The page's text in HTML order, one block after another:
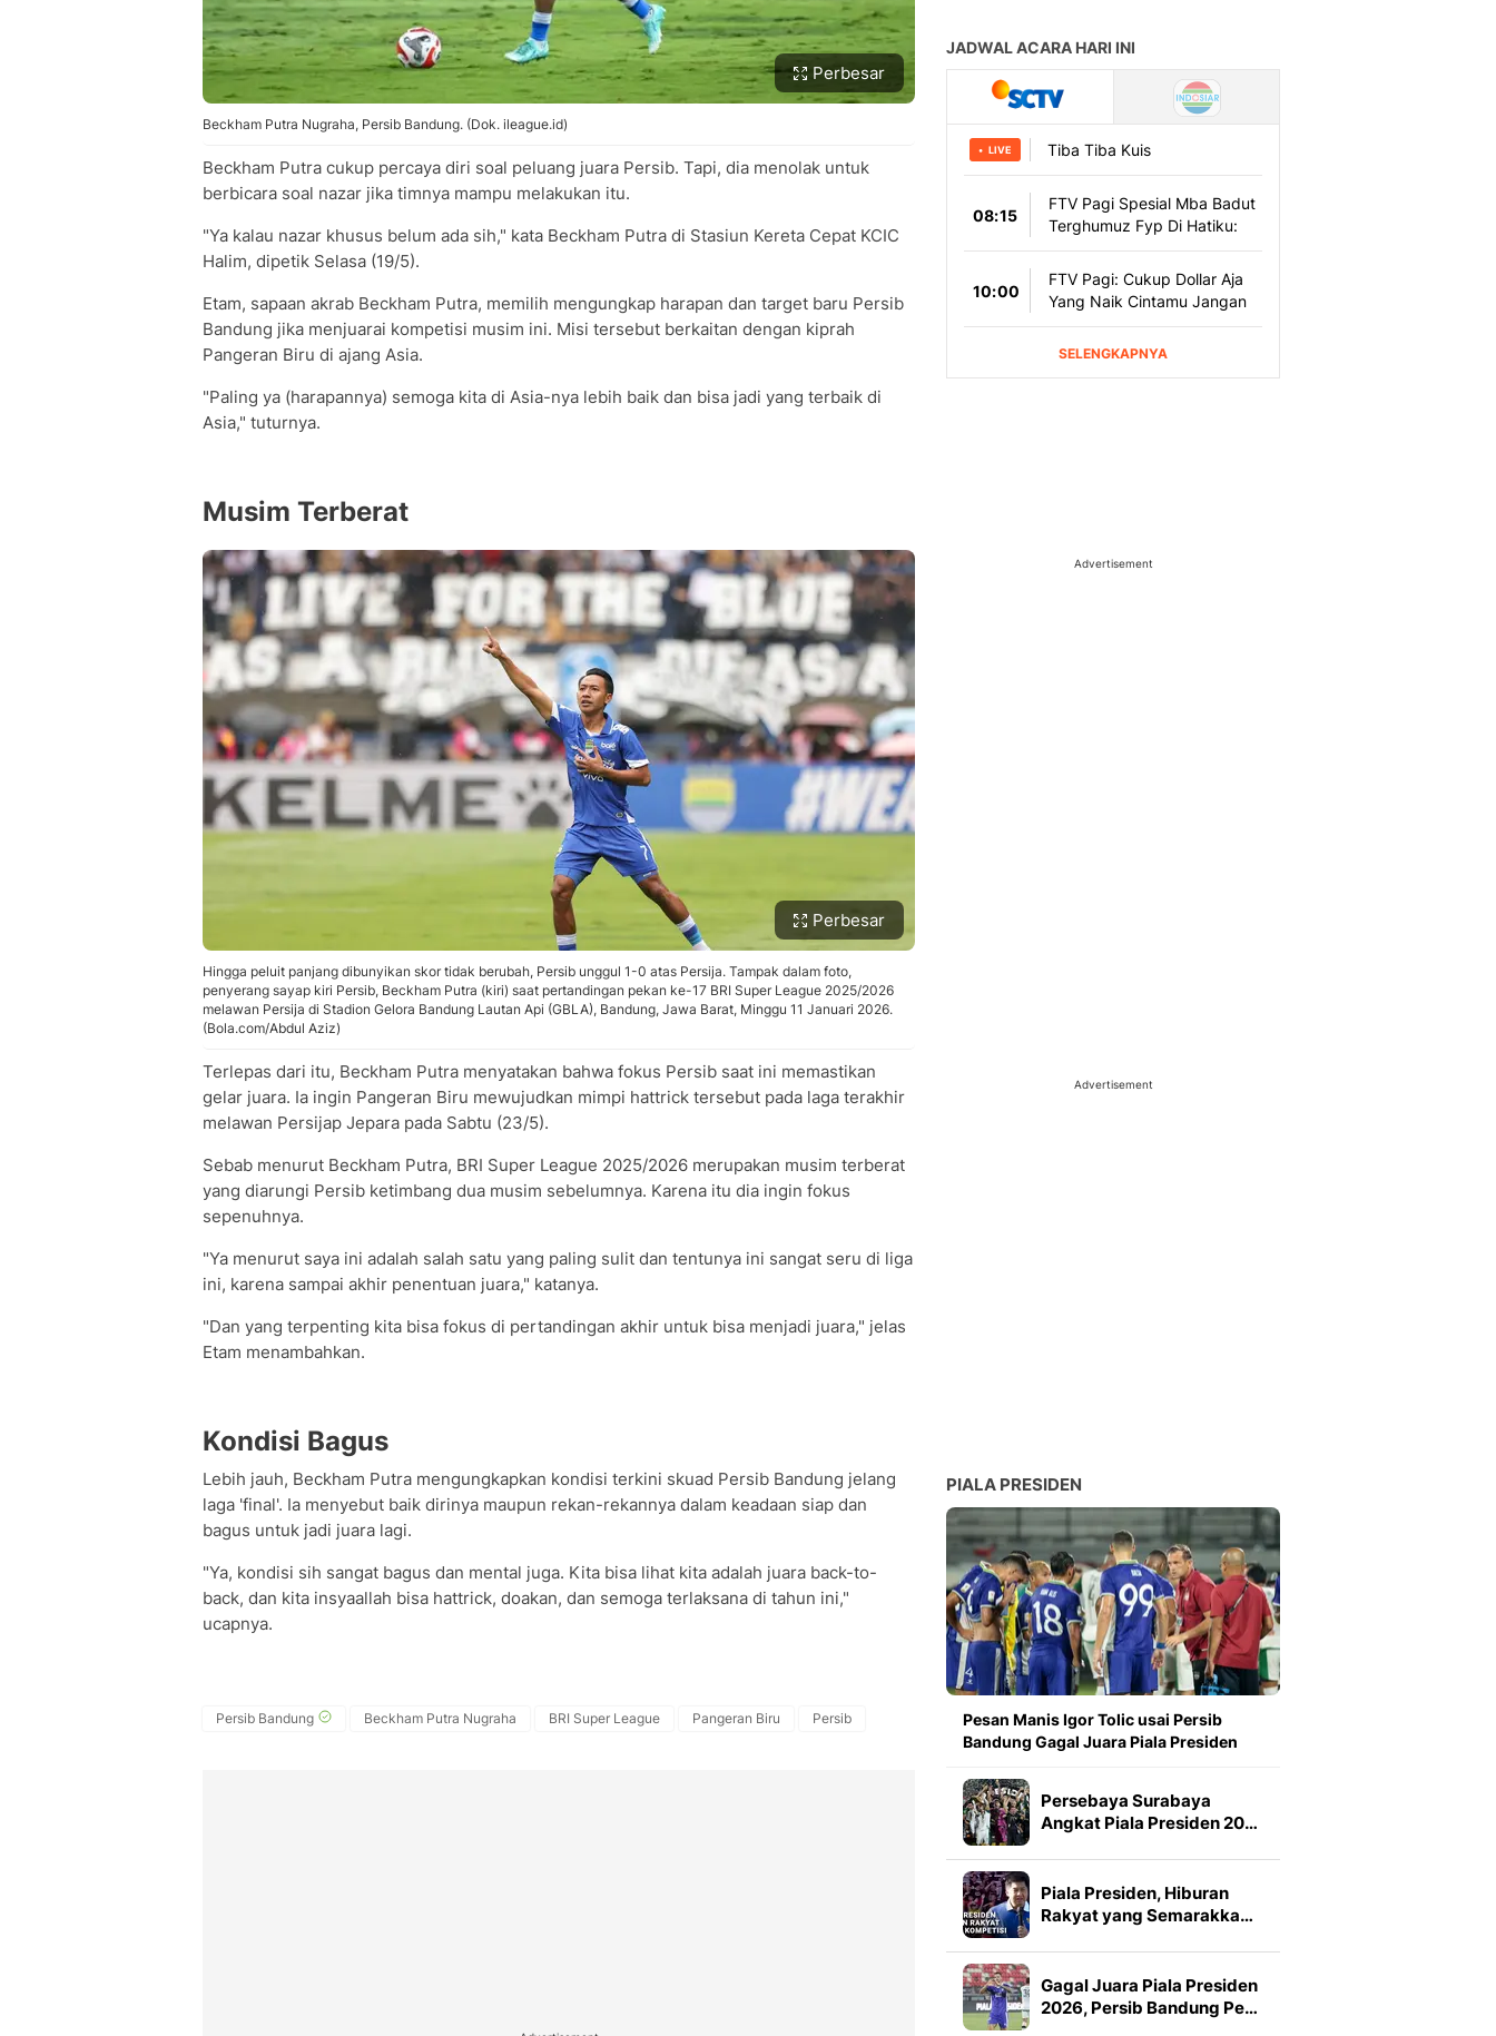
Perbesar
Beckham Putra Nugraha, Persib Bandung. (Dok. ileague.id)
Beckham Putra cukup percaya diri soal peluang juara Persib. Tapi, dia menolak untuk
berbicara soal nazar jika timnya mampu melakukan itu.
"Ya kalau nazar khusus belum ada sih," kata Beckham Putra di Stasiun Kereta Cepat KCIC
Halim, dipetik Selasa (19/5).
Etam, sapaan akrab Beckham Putra, memilih mengungkap harapan dan target baru Persib
Bandung jika menjuarai kompetisi musim ini. Misi tersebut berkaitan dengan kiprah
Pangeran Biru di ajang Asia.
"Paling ya (harapannya) semoga kita di Asia-nya lebih baik dan bisa jadi yang terbaik di
Asia," tuturnya.
Musim Terberat
Perbesar
Hingga peluit panjang dibunyikan skor tidak berubah, Persib unggul 1-0 atas Persija. Tampak dalam foto,
penyerang sayap kiri Persib, Beckham Putra (kiri) saat pertandingan pekan ke-17 BRI Super League 2025/2026
melawan Persija di Stadion Gelora Bandung Lautan Api (GBLA), Bandung, Jawa Barat, Minggu 11 Januari 2026.
(Bola.com/Abdul Aziz)
Terlepas dari itu, Beckham Putra menyatakan bahwa fokus Persib saat ini memastikan
gelar juara. Ia ingin Pangeran Biru mewujudkan mimpi hattrick tersebut pada laga terakhir
melawan Persijap Jepara pada Sabtu (23/5).
Sebab menurut Beckham Putra, BRI Super League 2025/2026 merupakan musim terberat
yang diarungi Persib ketimbang dua musim sebelumnya. Karena itu dia ingin fokus
sepenuhnya.
"Ya menurut saya ini adalah salah satu yang paling sulit dan tentunya ini sangat seru di liga
ini, karena sampai akhir penentuan juara," katanya.
"Dan yang terpenting kita bisa fokus di pertandingan akhir untuk bisa menjadi juara," jelas
Etam menambahkan.
Kondisi Bagus
Lebih jauh, Beckham Putra mengungkapkan kondisi terkini skuad Persib Bandung jelang
laga 'final'. Ia menyebut baik dirinya maupun rekan-rekannya dalam keadaan siap dan
bagus untuk jadi juara lagi.
"Ya, kondisi sih sangat bagus dan mental juga. Kita bisa lihat kita adalah juara back-to-
back, dan kita insyaallah bisa hattrick, doakan, dan semoga terlaksana di tahun ini,"
ucapnya.
Persib Bandung Beckham Putra Nugraha BRI Super League Pangeran Biru Persib
Advertisement
Advertisement
PIALA PRESIDEN
Pesan Manis Igor Tolic usai Persib
Bandung Gagal Juara Piala Presiden
Persebaya Surabaya
Angkat Piala Presiden 20…
Piala Presiden, Hiburan
Rakyat yang Semarakka…
Gagal Juara Piala Presiden
2026, Persib Bandung Pe…